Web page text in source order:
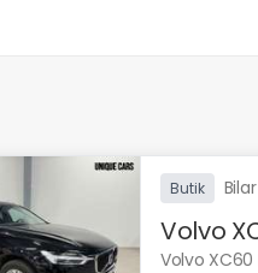
Butik Bilar
Volvo
Volvo